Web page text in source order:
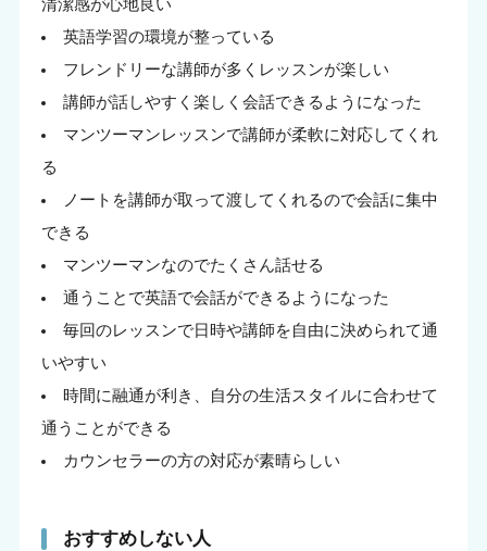
清潔感が心地良い
英語学習の環境が整っている
フレンドリーな講師が多くレッスンが楽しい
講師が話しやすく楽しく会話できるようになった
マンツーマンレッスンで講師が柔軟に対応してくれ
る
ノートを講師が取って渡してくれるので会話に集中
できる
マンツーマンなのでたくさん話せる
通うことで英語で会話ができるようになった
毎回のレッスンで日時や講師を自由に決められて通
いやすい
時間に融通が利き、自分の生活スタイルに合わせて
通うことができる
カウンセラーの方の対応が素晴らしい
おすすめしない人